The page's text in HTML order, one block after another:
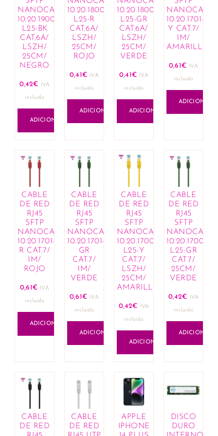
Cremes corantes e hennas
Máscaras e condicionadores
Óleos, loções e exfoliantes
Produtos de fixação para penteados
Queda de cabelo e revitalizantes
Sprays e sérums
Tratamentos capilares
Óleos essenciais e compostos
Construção
Ferramentas
Cosmética
Lábios
Bálsamos labiais
Batons e gloss
Lápis de lábios
Lotes de fragrâncias e cosméticos
Olhos
Anti-olheiras
Eyeliner e lápis
Máscaras de pestanas
Sobrancelhas
Sombras
Rosto
Bases
Blushers
Iluminadores de tez
Pós compactos
Manicure
Removedores de verniz
Vernizes
NANOCABLE
10.20.1900-
L25-BK
CAT.6A/
LSZH/
25CM/
NEGRO
0,42€ IVA
incluido
ADICIONAR
10.20.1800-
L25-R
CAT.6A/
LSZH/
25CM/
ROJO
0,41 € IVA
incluido
ADICIONAR
10.20.1800-
L25-GR
CAT.6A/
LSZH/
25CM/
VERDE
0,41 € IVA
incluido
ADICIONAR
NANOCABLE
10.20.1701-
Y CAT.7/
1M/
AMARILLO
0,61 € IVA
incluido
ADICIONAR
CABLE
DE RED
RJ45
SFTP
NANOCABLE
10.20.1701-
R CAT.7/
1M/
ROJO
0,61 € IVA
incluido
ADICIONAR
CABLE
DE RED
RJ45
SFTP
NANOCABLE
10.20.1701-
GR
CAT.7/
1M/
VERDE
0,61 € IVA
incluido
ADICIONAR
CABLE
DE RED
RJ45
SFTP
NANOCABLE
10.20.1700-
L25-Y
CAT.7/
LSZH/
25CM/
AMARILLO
0,42€ IVA
incluido
ADICIONAR
CABLE
DE RED
RJ45
SFTP
NANOCABLE
10.20.1700-
L25-GR
CAT.7/
25CM/
VERDE
0,42€ IVA
incluido
ADICIONAR
CABLE
DE RED
CABLE
DE RED
APPLE
IPHONE
DISCO
DURO